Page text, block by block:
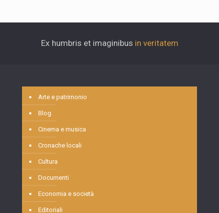
Ex humbris et imaginibus in veritatem
Arte e patrimonio
Blog
Cinema e musica
Cronache locali
Cultura
Documenti
Economia e società
Editoriali